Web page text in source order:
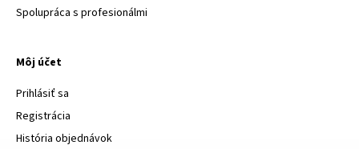
Spolupráca s profesionálmi
Môj účet
Prihlásiť sa
Registrácia
História objednávok